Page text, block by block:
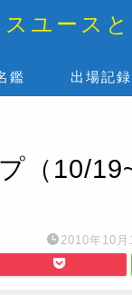
ユース
鑑 出場記録
（10/
2010年10月